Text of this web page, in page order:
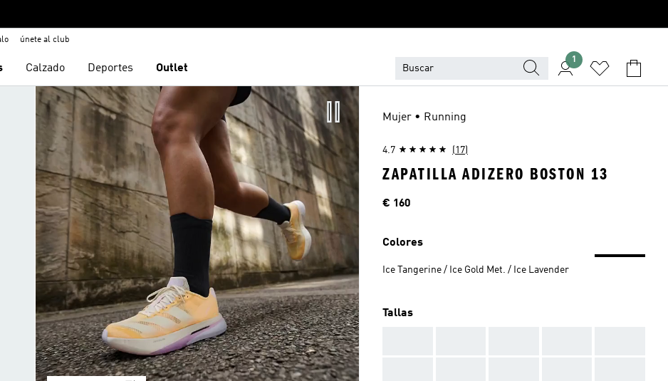
únete al club
Calzado Deportes Outlet
1
Mujer • Running
4.7 (17)
ZAPATILLA ADIZERO BOSTON 13
Precio
€ 160
Colores
Ice Tangerine / Ice Gold Met. / Ice Lavender
Tallas